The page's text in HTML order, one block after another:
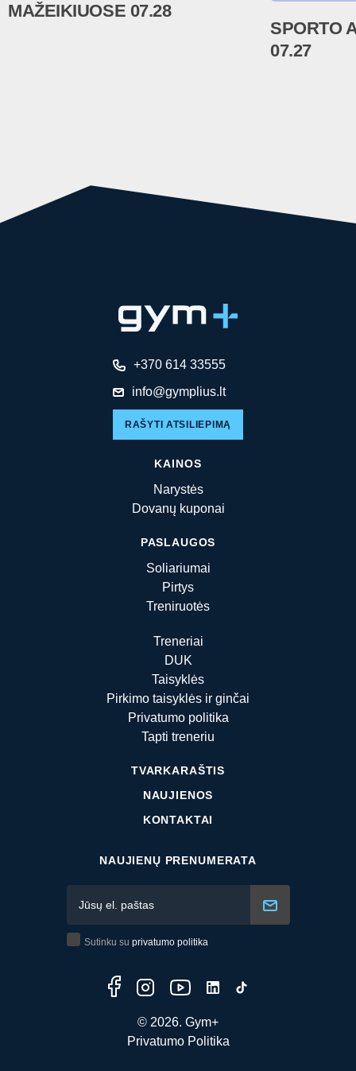
MAŽEIKIUOSE 07.28
SPORTO
07.27
+370 614 33555
info@gymplius.lt
RAŠYTI ATSILIEPIMĄ
KAINOS
Narystės
Dovanų kuponai
PASLAUGOS
Soliariumai
Pirtys
Treniruotės
Treneriai
DUK
Taisyklės
Pirkimo taisyklės ir ginčai
Privatumo politika
Tapti treneriu
TVARKARAŠTIS
NAUJIENOS
KONTAKTAI
NAUJIENŲ PRENUMERATA
Sutinku su privatumo politika
© 2026. Gym+
Privatumo Politika